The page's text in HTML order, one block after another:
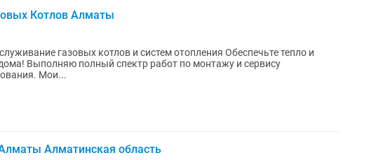
Котлов Алматы
газовых котлов и систем отопления Обеспечьте тепло и
Выполняю полный спектр работ по монтажу и сервису
Мои...
Алматинская область